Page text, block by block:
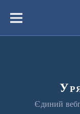
вмістуМеню
Єдиний